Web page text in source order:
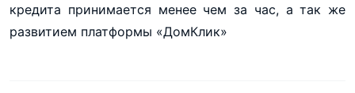
кредита принимается менее чем за час, а так же
развитием платформы «ДомКлик»